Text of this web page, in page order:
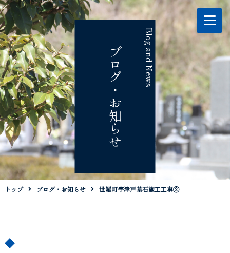
Blog and News
ブログ・お知らせ
トップ ブログ・お知らせ 世羅町宇津戸墓石施工工事②